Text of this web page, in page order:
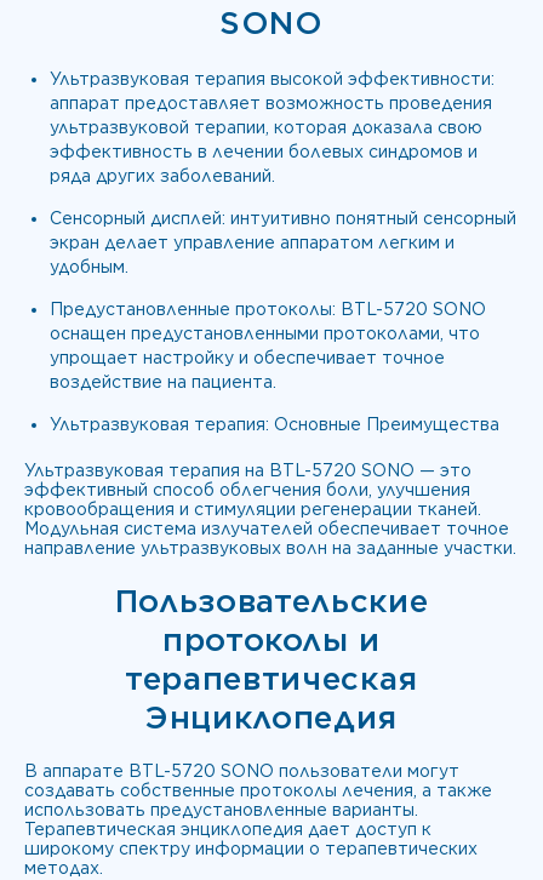
SONO
Ультразвуковая терапия высокой эффективности:
аппарат предоставляет возможность проведения
ультразвуковой терапии, которая доказала свою
эффективность в лечении болевых синдромов и
ряда других заболеваний.
Сенсорный дисплей: интуитивно понятный сенсорный
экран делает управление аппаратом легким и
удобным.
Предустановленные протоколы: BTL-5720 SONO
оснащен предустановленными протоколами, что
упрощает настройку и обеспечивает точное
воздействие на пациента.
Ультразвуковая терапия: Основные Преимущества
Ультразвуковая терапия на BTL-5720 SONO — это
эффективный способ облегчения боли, улучшения
кровообращения и стимуляции регенерации тканей.
Модульная система излучателей обеспечивает точное
направление ультразвуковых волн на заданные участки.
Пользовательские
протоколы и
терапевтическая
Энциклопедия
В аппарате BTL-5720 SONO пользователи могут
создавать собственные протоколы лечения, а также
использовать предустановленные варианты.
Терапевтическая энциклопедия дает доступ к
широкому спектру информации о терапевтических
методах.